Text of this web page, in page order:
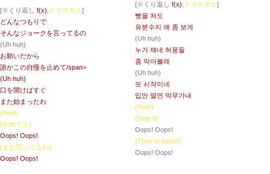
[※くり返し f(x) クリスタル]
どんなつもりで
そんなジョークを言ってるの
(Uh huh)
お願いだから
誰かこの自慢を止めて/span>
(Uh huh)
口を開けばすぐ
また始まったわ
(Huh!)
(やめてよ)
Oops! Oops!
(また言ってるわ)
Oops! Oops!
[※くり返し f(x) クリスタル]
뻥을 쳐도
유분수지 얘 좀 보게
(Uh huh)
누가 쟤네 허풍들
좀 막아볼래
(Uh huh)
또 시작이네
입만 열면 막무가내
(Huh!)
(Stop it)
Oops! Oops!
(They’re sayin’)
Oops! Oops!